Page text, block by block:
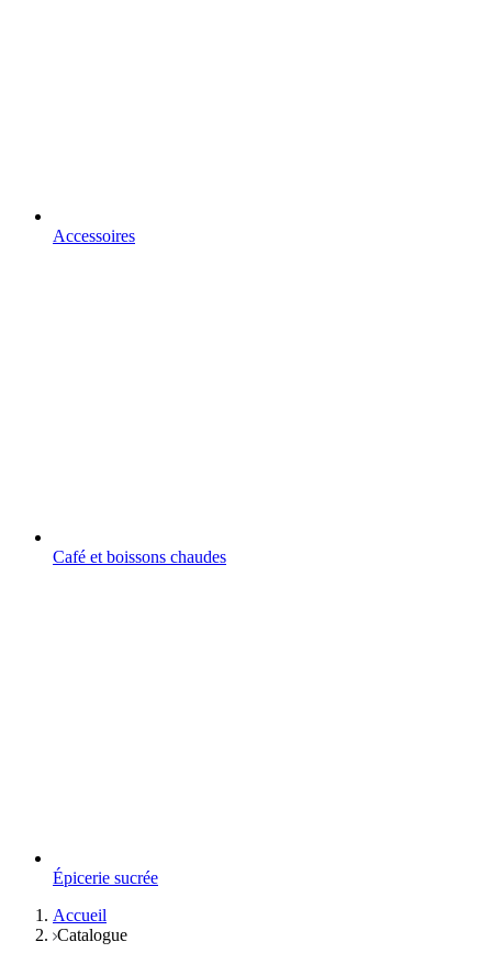
Accessoires
Café et boissons chaudes
Épicerie sucrée
Accueil
Catalogue